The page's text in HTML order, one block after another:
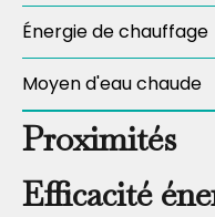
Énergie de chauffage
Moyen d'eau chaude
Proximités
Efficacité